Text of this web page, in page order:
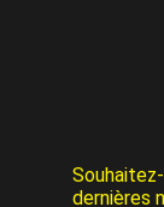
dernières